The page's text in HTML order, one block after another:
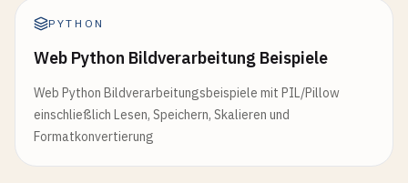
PYTHON
Web Python Bildverarbeitung Beispiele
Web Python Bildverarbeitungsbeispiele mit PIL/Pillow
einschließlich Lesen, Speichern, Skalieren und
Formatkonvertierung